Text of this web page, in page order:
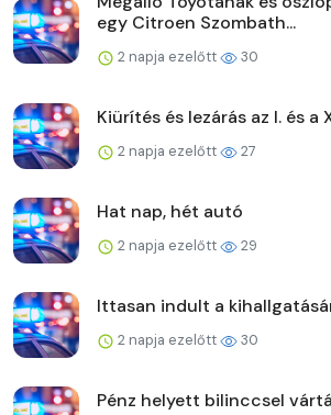
egy Citroen Szombath...
2 napja ezelőtt 30
Kiürítés és lezárás az I. és a
2 napja ezelőtt 27
Hat nap, hét autó
2 napja ezelőtt 29
Ittasan indult a
2 napja ezelőtt 30
Pénz helyett bilinccsel